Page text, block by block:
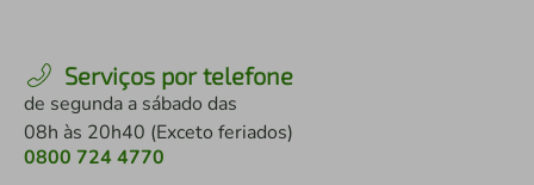
Serviços por telefone
de segunda a sábado das
08h às 20h40 (Exceto feriados)
0800 724 4770